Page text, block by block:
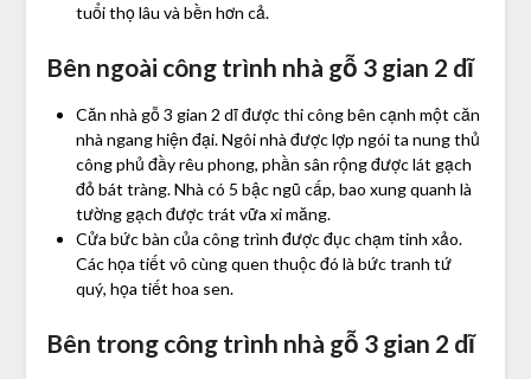
tuổi thọ lâu và bền hơn cả.
Bên ngoài công trình nhà gỗ 3 gian 2 dĩ
Căn nhà gỗ 3 gian 2 dĩ được thi công bên cạnh một căn
nhà ngang hiện đại. Ngôi nhà được lợp ngói ta nung thủ
công phủ đầy rêu phong, phần sân rộng được lát gạch
đỏ bát tràng. Nhà có 5 bậc ngũ cấp, bao xung quanh là
tường gạch được trát vữa xi măng.
Cửa bức bàn của công trình được đục chạm tinh xảo.
Các họa tiết vô cùng quen thuộc đó là bức tranh tứ
quý, họa tiết hoa sen.
Bên trong công trình nhà gỗ 3 gian 2 dĩ